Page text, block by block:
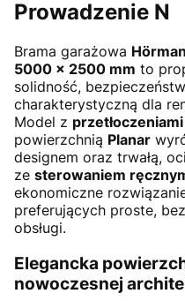
Prowadzenie N
Brama garażowa
5000 × 2500 mm to
solidność,
charakterystyczną dla
Model z
powierzchnią Planar
designem oraz trwałą,
ze sterowaniem
ekonomiczne
preferujących proste,
obsługi.
Elegancka
nowoczesnej